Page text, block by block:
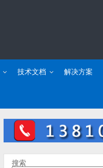
技术文档 解决方案
搜索